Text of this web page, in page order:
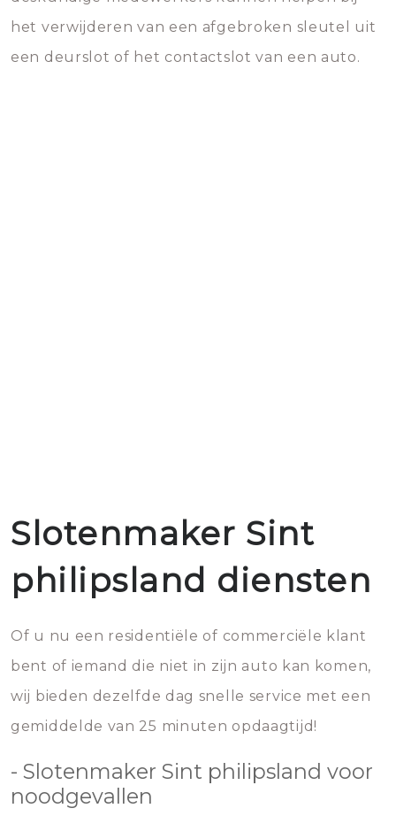
het verwijderen van een afgebroken sleutel uit
een deurslot of het contactslot van een auto.
Slotenmaker Sint
philipsland diensten
Of u nu een residentiële of commerciële klant
bent of iemand die niet in zijn auto kan komen,
wij bieden dezelfde dag snelle service met een
gemiddelde van 25 minuten opdaagtijd!
- Slotenmaker Sint philipsland voor
noodgevallen